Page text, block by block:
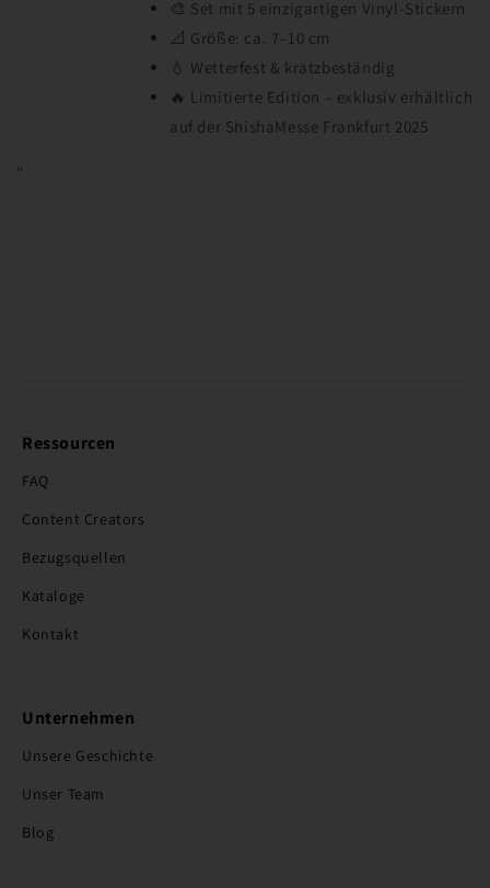
🎨 Set mit 5 einzigartigen Vinyl-Stickern
📐 Größe: ca. 7–10 cm
💧 Wetterfest & kratzbeständig
🔥 Limitierte Edition – exklusiv erhältlich
auf der ShishaMesse Frankfurt 2025
"
Ressourcen
FAQ
Content Creators
Bezugsquellen
Kataloge
Kontakt
Unternehmen
Unsere Geschichte
Unser Team
Blog